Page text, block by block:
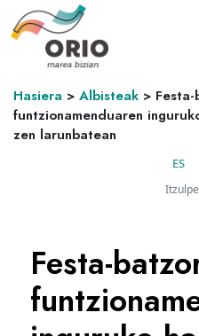
Hasiera > Albisteak >
funtzionamenduaren
zen larunbatean
ES
Festa-